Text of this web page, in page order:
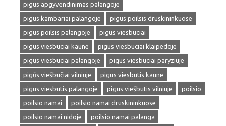
pigus apgyvendinimas palangoje
pigus kambariai palangoje
pigus poilsis druskininkuose
pigus poilsis palangoje
pigus viesbuciai
pigus viesbuciai kaune
pigus viesbuciai klaipedoje
pigus viesbuciai palangoje
pigus viesbuciai paryziuje
pigūs viešbučiai vilniuje
pigus viesbutis kaune
pigus viesbutis palangoje
pigus viešbutis vilniuje
poilsio
poilsio namai
poilsio namai druskininkuose
poilsio namai nidoje
poilsio namai palanga